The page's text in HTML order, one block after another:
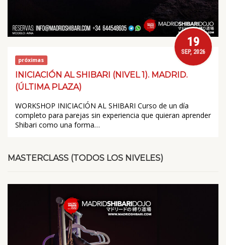
próximas
19
SEP, 2026
INICIACIÓN AL SHIBARI (NIVEL 1). MADRID.
(ÚLTIMA PLAZA)
WORKSHOP INICIACIÓN AL SHIBARI Curso de un día
completo para parejas sin experiencia que quieran aprender
Shibari como una forma…
MASTERCLASS (TODOS LOS NIVELES)